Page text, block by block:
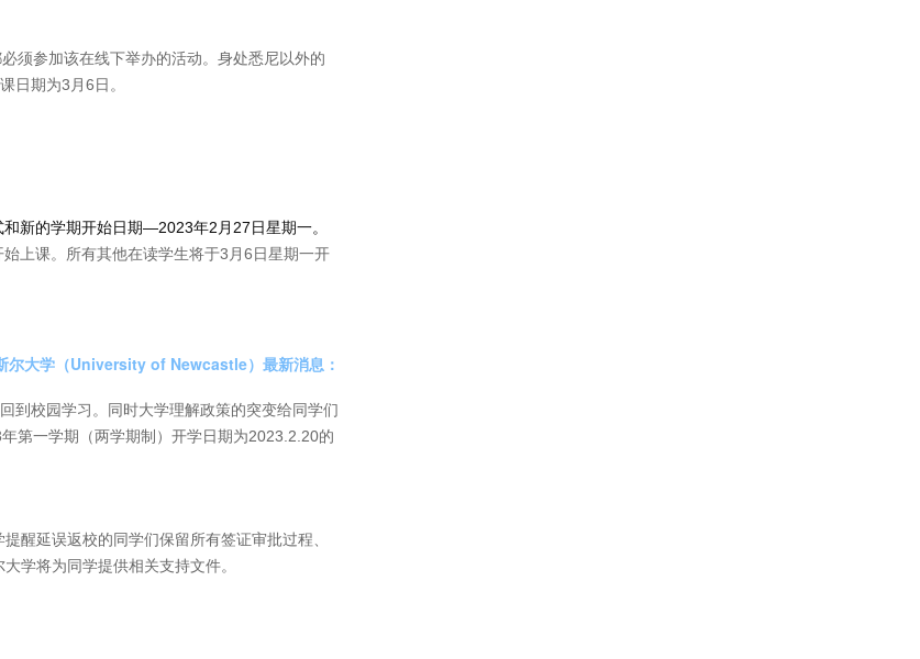
须参加该在线下举办的活动。身处悉尼以外的
日期为3月6日。
和新的学期开始日期—2023年2月27日星期一。
上课。所有其他在读学生将于3月6日星期一开
尔大学（University of Newcastle）最新消息：
到校园学习。同时大学理解政策的突变给同学们
第一学期（两学期制）开学日期为2023.2.20的
醒延误返校的同学们保留所有签证审批过程、
学将为同学提供相关支持文件。